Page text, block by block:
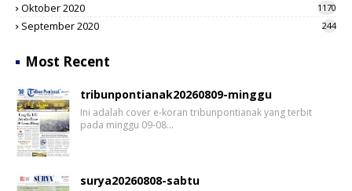
Oktober 2020 1170
September 2020 244
Most Recent
tribunpontianak20260809-minggu
Ini adalah cover e-koran tribunpontianak yang terbit
pada minggu 09-08…
surya20260808-sabtu